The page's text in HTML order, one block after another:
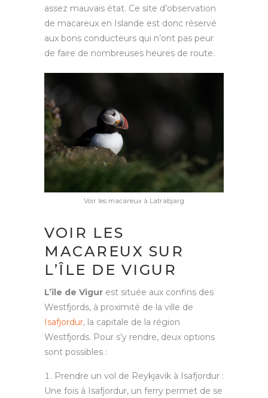
assez mauvais état. Ce site d’observation
de macareux en Islande est donc réservé
aux bons conducteurs qui n’ont pas peur
de faire de nombreuses heures de route.
Voir les macareux à Latrabjarg
VOIR LES
MACAREUX SUR
L’ÎLE DE VIGUR
L’île de Vigur est située aux confins des
Westfjords, à proximité de la ville de
Isafjordur, la capitale de la région
Westfjords. Pour s’y rendre, deux options
sont possibles :
Prendre un vol de Reykjavik à Isafjordur :
Une fois à Isafjordur, un ferry permet de se